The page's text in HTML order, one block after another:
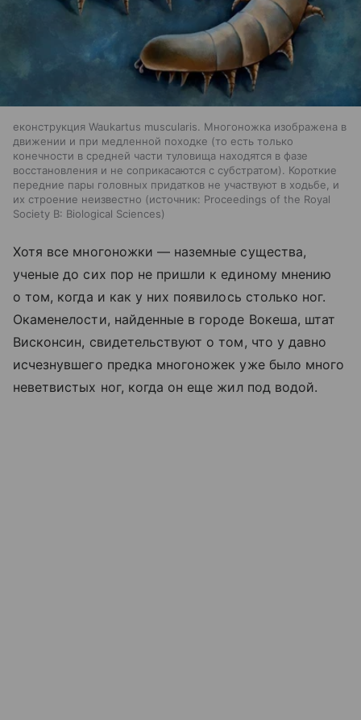
еконструкция Waukartus muscularis. Многоножка изображена в
движении и при медленной походке (то есть только
конечности в средней части туловища находятся в фазе
восстановления и не соприкасаются с субстратом). Короткие
передние пары головных придатков не участвуют в ходьбе, и
их строение неизвестно
источник: Proceedings of the Royal
Society B: Biological Sciences
Хотя все многоножки — наземные существа,
ученые до сих пор не пришли к единому мнению
о том, когда и как у них появилось столько ног.
Окаменелости, найденные в городе Вокеша, штат
Висконсин, свидетельствуют о том, что у давно
исчезнувшего предка многоножек уже было много
неветвистых ног, когда он еще жил под водой.